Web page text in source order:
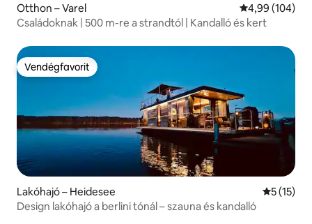
Otthon – Varel Átlagos
4,99 (104)
Családoknak | 500 m-re a strandtól | Kandalló és kert
Vendégfavorit
Vendégfavorit
Lakóhajó – Heidesee Átlagos
5 (15)
Design lakóhajó a berlini tónál – szauna és kandalló